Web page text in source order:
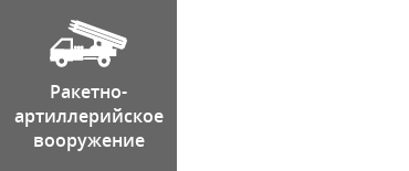
Ракетно-
артиллерийское
вооружение